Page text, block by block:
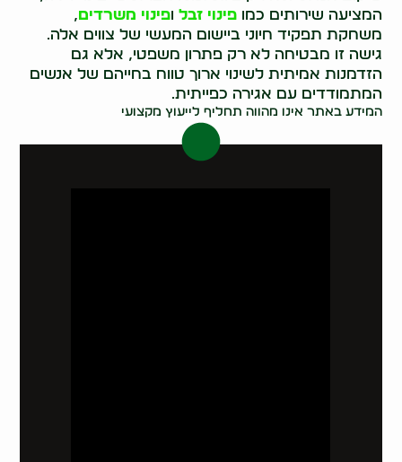
המציעה שירותים כמופינוי זבל ופינוי משרדים,
משחקת תפקיד חיוני ביישום המעשי של צווים אלה.
גישה זו מבטיחה לא רק פתרון משפטי, אלא גם
הזדמנות אמיתית לשינוי ארוך טווח בחייהם של אנשים
המתמודדים עם אגירה כפייתית.
המידע באתר אינו מהווה תחליף לייעוץ מקצועי